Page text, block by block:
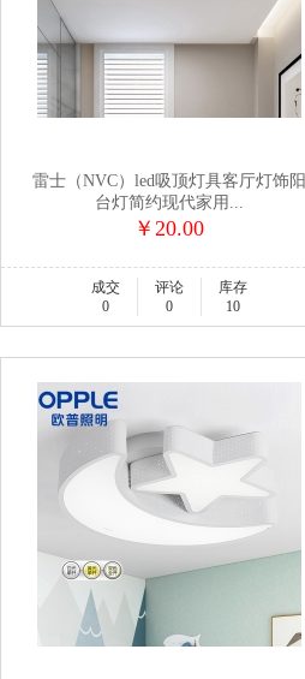
雷士（NVC）led吸顶灯具客厅灯饰阳
台灯简约现代家用...
￥20.00
成交
0
评论
0
库存
10